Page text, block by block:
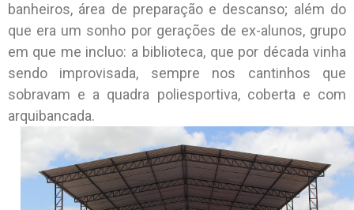
banheiros, área de preparação e descanso; além do
que era um sonho por gerações de ex-alunos, grupo
em que me incluo: a biblioteca, que por década vinha
sendo improvisada, sempre nos cantinhos que
sobravam e a quadra poliesportiva, coberta e com
arquibancada.